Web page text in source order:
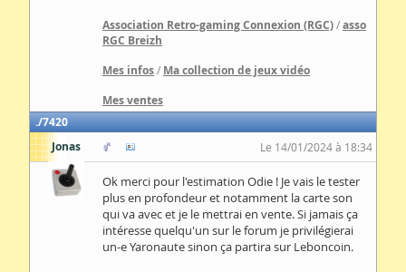
Association Retro-gaming Connexion (RGC)/asso
RGC Breizh
Mes infos/ Ma collection de jeux vidéo
Mes ventes
7420
Jonas
Le 14/01/2024 à 18:34
Ok merci pour l'estimation Odie ! Je vais le tester
plus en profondeur et notamment la carte son
qui va avec et je le mettrai en vente. Si jamais ça
intéresse quelqu'un sur le forum je privilégierai
un-e Yaronaute sinon ça partira sur Leboncoin.